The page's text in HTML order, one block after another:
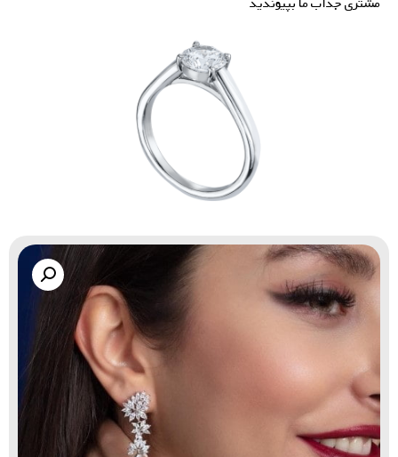
گالری زاب سیلور